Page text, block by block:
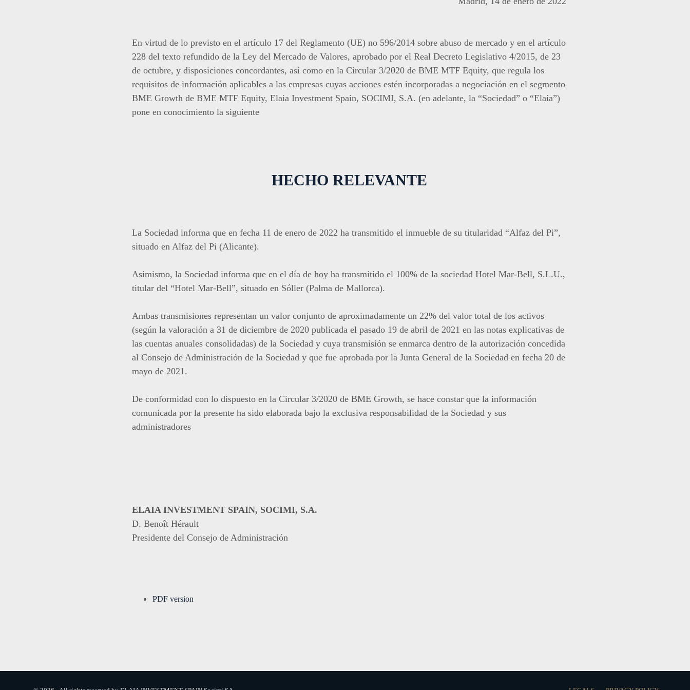
En virtud de lo previsto en el artículo 17 del Reglamento (UE) no 596/2014 sobre abuso de mercado y en el artículo
228 del texto refundido de la Ley del Mercado de Valores, aprobado por el Real Decreto Legislativo 4/2015, de 23
de octubre, y disposiciones concordantes, así como en la Circular 3/2020 de BME MTF Equity, que regula los
requisitos de información aplicables a las empresas cuyas acciones estén incorporadas a negociación en el segmento
BME Growth de BME MTF Equity, Elaia Investment Spain, SOCIMI, S.A. (en adelante, la “Sociedad” o “Elaia”)
pone en conocimiento la siguiente
HECHO RELEVANTE
La Sociedad informa que en fecha 11 de enero de 2022 ha transmitido el inmueble de su titularidad “Alfaz del Pi”,
situado en Alfaz del Pi (Alicante).
Asimismo, la Sociedad informa que en el día de hoy ha transmitido el 100% de la sociedad Hotel Mar-Bell, S.L.U.,
titular del “Hotel Mar-Bell”, situado en Sóller (Palma de Mallorca).
Ambas transmisiones representan un valor conjunto de aproximadamente un 22% del valor total de los activos
(según la valoración a 31 de diciembre de 2020 publicada el pasado 19 de abril de 2021 en las notas explicativas de
las cuentas anuales consolidadas) de la Sociedad y cuya transmisión se enmarca dentro de la autorización concedida
al Consejo de Administración de la Sociedad y que fue aprobada por la Junta General de la Sociedad en fecha 20 de
mayo de 2021.
De conformidad con lo dispuesto en la Circular 3/2020 de BME Growth, se hace constar que la información
comunicada por la presente ha sido elaborada bajo la exclusiva responsabilidad de la Sociedad y sus
administradores
ELAIA INVESTMENT SPAIN, SOCIMI, S.A.
D. Benoît Hérault
Presidente del Consejo de Administración
PDF version